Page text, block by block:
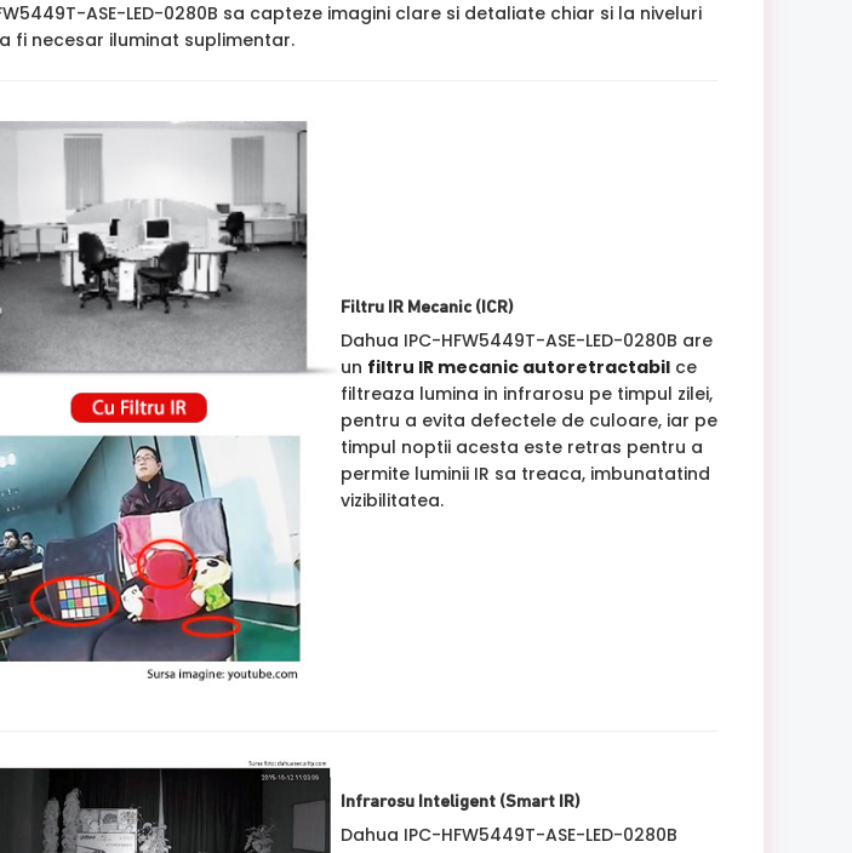
ASE-LED-0280B sa capteze imagini clare si detaliate chiar si la niveluri
fi necesar iluminat suplimentar.
Filtru IR Mecanic (ICR)
Dahua IPC-HFW5449T-ASE-LED-0280B are
un filtru IR mecanic autoretractabilce
filtreaza lumina in infrarosu pe timpul zilei,
pentru a evita defectele de culoare, iar pe
timpul noptii acesta este retras pentru a
permite luminii IR sa treaca, imbunatatind
vizibilitatea.
Infrarosu Inteligent (Smart IR)
Dahua IPC-HFW5449T-ASE-LED-0280B